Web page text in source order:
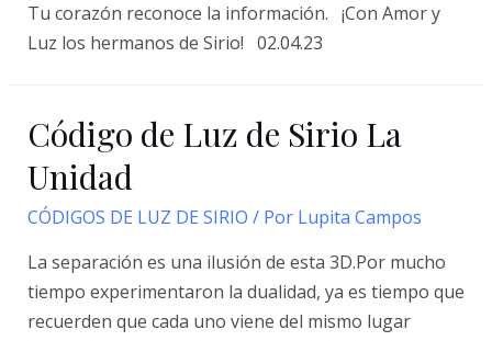
Tu corazón reconoce la información. ¡Con Amor y
Luz los hermanos de Sirio! 02.04.23
Código de Luz de Sirio La
Unidad
CÓDIGOS DE LUZ DE SIRIO / Por Lupita Campos
La separación es una ilusión de esta 3D.Por mucho
tiempo experimentaron la dualidad, ya es tiempo que
recuerden que cada uno viene del mismo lugar